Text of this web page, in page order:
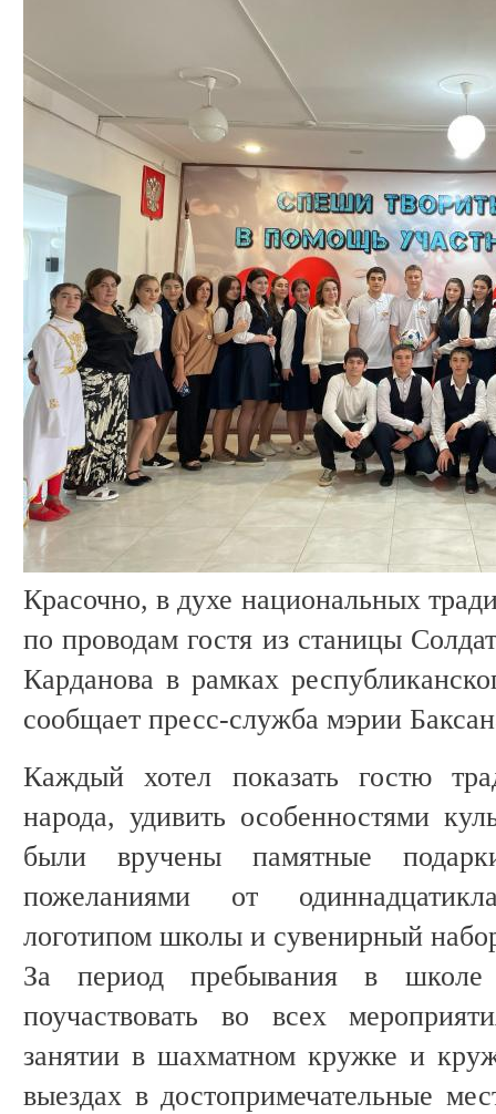
Красочно, в духе национальных
по проводам гостя из станицы
Карданова в рамках
сообщает пресс-служба мэрии
Каждый хотел показать гостю
народа, удивить особенностями
были вручены памятные
пожеланиями от
логотипом школы и сувенирный
За период пребывания в
поучаствовать во всех
занятии в шахматном кружке и
выездах в достопримечательные